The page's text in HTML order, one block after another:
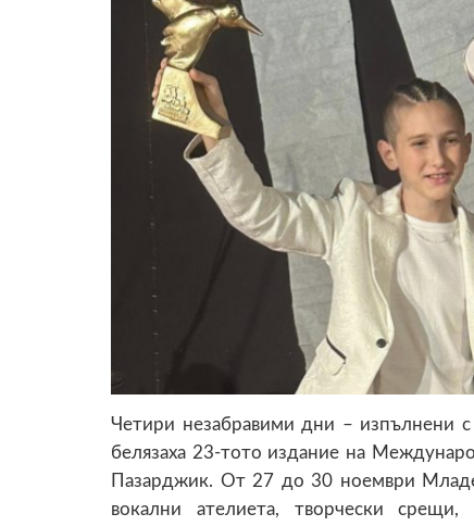
Четири незабравими дни – изпълнени
белязаха 23-тото издание на
Пазарджик. От 27 до 30 ноември
вокални ателиета, творчески